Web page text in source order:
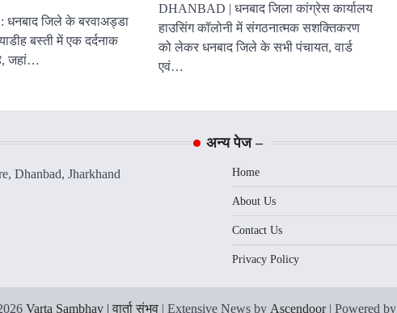
धनबाद जिले के बरवाअड्डा
बस्ती में एक दर्दनाक
जहां…
DHANBAD | धनबाद जिला कांग्रेस कार्यालय
हाउसिंग कॉलोनी में संगठनात्मक सशक्तिकरण
को लेकर धनबाद जिले के सभी पंचायत, वार्ड
एवं…
Dhanbad, Jharkhand
अन्य पेज –
Home
About Us
Contact Us
Privacy Policy
Varta Sambhav | वार्ता संभव | Extensive News by Ascendoor| Powered by